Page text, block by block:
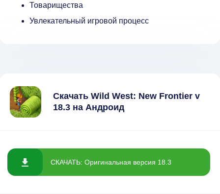
Товарищества
Увлекательный игровой процесс
Скачать Wild West: New Frontier v
18.3 на Андроид
СКАЧАТЬ: Оригинальная версия 18.3